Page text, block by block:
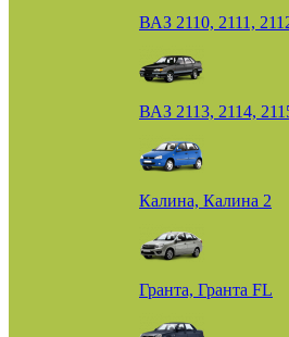
ВАЗ 2110, 2111,
ВАЗ 2113, 2114,
Калина, Калина 2
Гранта, Гранта FL